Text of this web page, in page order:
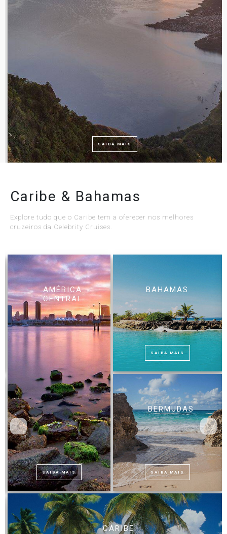
SAIBA MAIS
Caribe & Bahamas
Explore tudo que o Caribe tem a oferecer nos melhores
cruzeiros da Celebrity Cruises.
AMÉRICA
CENTRAL
SAIBA MAIS
BAHAMAS
SAIBA MAIS
BERMUDAS
SAIBA MAIS
CARIBE